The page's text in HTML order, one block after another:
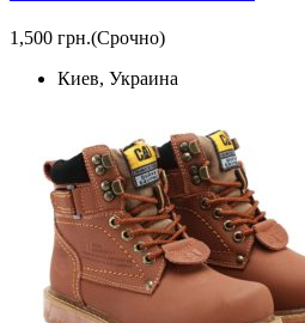
1,500 грн.(Срочно)
Киев, Украина